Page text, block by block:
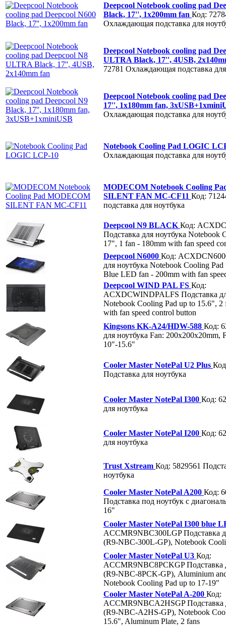
Deepcool Notebook cooling pad
Black, 17'', 1x200mm fan Код:
Охлаждающая подставка для
Deepcool Notebook cooling pad
ULTRA Black, 17'', 4USB,
72781 Охлаждающая подставка
Deepcool Notebook cooling pad
17'', 1x180mm fan,
Охлаждающая подставка для
Notebook Cooling Pad LOGIC
Охлаждающая подставка для
MODECOM Notebook Cooling
SILENT FAN MC-CF11 Код:
подставка для ноутбука
Deepcool N9 BLACK Код:
Подставка для ноутбука Notebook
17", 1 fan - 180mm with fan speed
Deepcool N6000 Код:
для ноутбука Notebook Cooling
Blue LED fan - 200mm with fan
Deepcool WIND PAL FS Код:
ACXDCWINDPALFS Подставка
Notebook Cooling Pad up to 15.6", 2
with fan speed control button
Kingsons KK-A24/HDW-588 Код:
для ноутбука Fan: 200x200x20mm,
10"-15.6"
Cooler Master NotePal U2 Plus
Подставка для ноутбука
Cooler Master NotePal I300 Код:
для ноутбука
Cooler Master NotePal I200 Код:
для ноутбука
Trust Xstream Код: 5829561
ноутбука
Cooler Master NotePal A200 Код:
Подставка под ноутбук с
16"
Cooler Master NotePal I300 blue
ACCMR9NBC300LGP Подставка
(R9-NBC-300L-GP), Notebook
Cooler Master NotePal U3 Код:
ACCMR9NBC8PCKGP Подставка
(R9-NBC-8PCK-GP), Aluminium
Notebook Cooling Pad up to 17-19"
Cooler Master NotePal A-200 Код:
ACCMR9NBCA2HSGP Подставка
(R9-NBC-A2HS-GP), Notebook
15.6", Aluminum Plate, 2 fans